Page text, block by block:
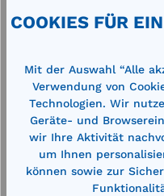
Beschreibung
COOKIES FÜR
Mit der Auswahl “Alle
Verwendung von
Technologien. Wir
Geräte- und
wir Ihre Aktivität
um Ihnen
können sowie zur